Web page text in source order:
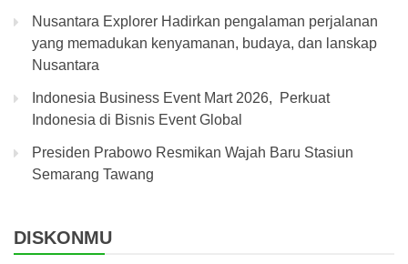
Nusantara Explorer Hadirkan pengalaman perjalanan
yang memadukan kenyamanan, budaya, dan lanskap
Nusantara
Indonesia Business Event Mart 2026, Perkuat
Indonesia di Bisnis Event Global
Presiden Prabowo Resmikan Wajah Baru Stasiun
Semarang Tawang
DISKONMU